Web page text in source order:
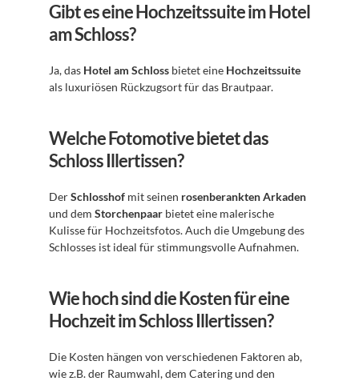
Gibt es eine Hochzeitssuite im Hotel
am Schloss?
Ja, das Hotel am Schloss bietet eine Hochzeitssuite
als luxuriösen Rückzugsort für das Brautpaar.
Welche Fotomotive bietet das
Schloss Illertissen?
Der Schlosshof mit seinen rosenberankten Arkaden
und dem Storchenpaar bietet eine malerische
Kulisse für Hochzeitsfotos. Auch die Umgebung des
Schlosses ist ideal für stimmungsvolle Aufnahmen.
Wie hoch sind die Kosten für eine
Hochzeit im Schloss Illertissen?
Die Kosten hängen von verschiedenen Faktoren ab,
wie z.B. der Raumwahl, dem Catering und den